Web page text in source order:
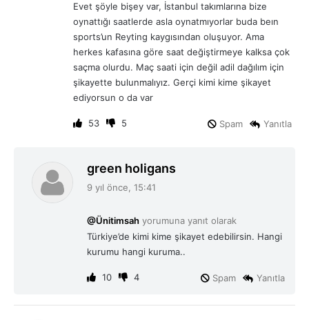
Evet şöyle bişey var, İstanbul takımlarına bize
oynattığı saatlerde asla oynatmıyorlar buda beın
sports’un Reyting kaygısından oluşuyor. Ama
herkes kafasına göre saat değiştirmeye kalksa çok
saçma olurdu. Maç saati için değil adil dağılım için
şikayette bulunmalıyız. Gerçi kimi kime şikayet
ediyorsun o da var
53 5 Yanıtla
Spam
green holigans
i
9 yıl önce, 15:41
@Ünitimsah yorumuna yanıt olarak
Türkiye’de kimi kime şikayet edebilirsin. Hangi
kurumu hangi kuruma..
10 4 Yanıtla
Spam